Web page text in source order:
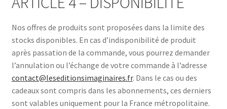
Nos offres de produits sont proposées dans la limite des
stocks disponibles. En cas d’indisponibilité de produit
après passation de la commande, vous pourrez demander
l’annulation ou l’échange de votre commande à l’adresse
contact@leseditionsimaginaires.fr. Dans le cas ou des
cadeaux sont compris dans les abonnements, ces derniers
sont valables uniquement pour la France métropolitaine.